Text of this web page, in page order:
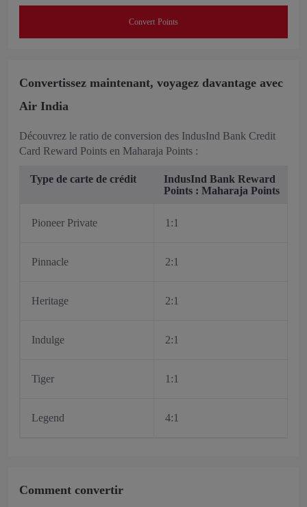
Convert Points
Convertissez maintenant, voyagez davantage avec
Air India
Découvrez le ratio de conversion des IndusInd Bank Credit
Card Reward Points en Maharaja Points :
Type de carte de crédit
IndusInd Bank Reward
Points : Maharaja Points
Pioneer Private 1:1
Pinnacle 2:1
Heritage 2:1
Indulge 2:1
Tiger 1:1
Legend 4:1
Comment convertir